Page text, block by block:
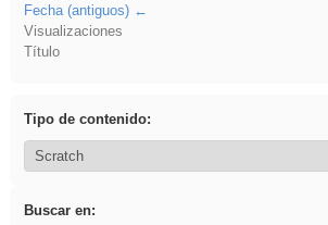
Fecha (antiguos)
Visualizaciones
Título
Tipo de contenido:
Buscar en: